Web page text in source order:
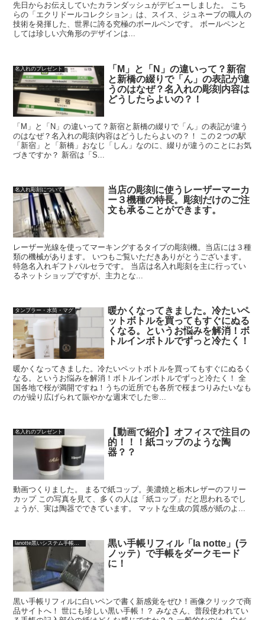
先日からお伝えしていたカランダッシュがデビューしました。 こち
らの「エクリドールコレクション」は、スイス、ジュネーブの職人の
技術を発揮した、世界に誇る究極のボールペンです。 ボールペンと
しては珍しい六角形のデザインは...
名入れのプレゼント
「M」と「N」の違いって？新宿
と新橋の綴りで「ん」の表記が違
うのはなぜ？名入れの彫刻内容は
どうしたらよいの？！
「M」と「N」の違いって？新宿と新橋の綴りで「ん」の表記が違う
のはなぜ？名入れの彫刻内容はどうしたらよいの？！ この２つの駅
「新宿」と「新橋」おなじ「しん」なのに、綴りが違うのことにお気
づきですか？ 新宿は「S...
名入れ彫刻について
当店の彫刻に使うレーザーマーカ
ー３機種の特長。彫刻だけのご注
文も承ることができます。
レーザー光線を使ってマーキングするタイプの彫刻機。当店には３種
類の機械があります。 いつもご覧いただきありがとうございます。
特急名入れギフトパルセラです。 当店は名入れ彫刻を主に行ってい
るネットショップですが、主力とな...
タンブラー・水筒・マグ
暖かくなってきました。冷たいペ
ットボトルを買ってもすぐにぬる
くなる。というお悩みを解消！ボ
トルインボトルでずっと冷たく！
暖かくなってきました。冷たいペットボトルを買ってもすぐにぬるく
なる。というお悩みを解消！ボトルインボトルでずっと冷たく！ 全
国各地で桜が満開ですね！うちの近所でも各所で桜まつりみたいなも
のが繰り広げられて賑やかな週末でした🌸...
名入れのプレゼント
【動画で紹介】オフィスで注目の
的！！！紙コップのような陶
器？？
動画つくりました。 まるで紙コップ。美濃焼と栃木レザーのフリー
カップ この写真を見て、多くの人は「紙コップ」だと思われるでし
ょうが、実は陶器でできています。 マットな生成の質感が紙のよ...
lanotte黒いシステム手帳リフィル
黒い手帳リフィル「la notte」(ラ
ノッテ）で手帳をダークモード
に！
黒い手帳リフィルに白いペンで書く新感覚をぜひ！画像クリックで商
品サイトへ！ 世にも珍しい黒い手帳！？ みなさん、普段使われてい